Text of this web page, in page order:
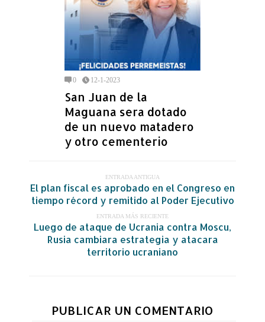
0 12-1-2023
San Juan de la
Maguana sera dotado
de un nuevo matadero
y otro cementerio
ENTRADA ANTIGUA
El plan fiscal es aprobado en el Congreso en
tiempo récord y remitido al Poder Ejecutivo
ENTRADA MÁS RECIENTE
Luego de ataque de Ucrania contra Moscu,
Rusia cambiara estrategia y atacara
territorio ucraniano
PUBLICAR UN COMENTARIO